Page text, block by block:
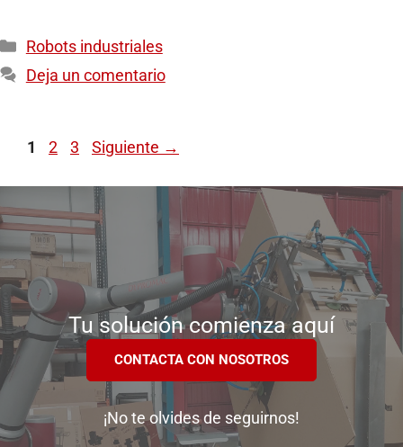
Robots industriales
Deja un comentario
1 2 3 Siguiente →
Tu solución comienza aquí
CONTACTA CON NOSOTROS
¡No te olvides de seguirnos!